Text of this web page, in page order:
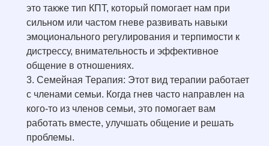
это также тип КПТ, который помогает нам при
сильном или частом гневе развивать навыки
эмоционального регулирования и терпимости к
дистрессу, внимательность и эффективное
общение в отношениях.
Семейная Терапия: Этот вид терапии работает
с членами семьи. Когда гнев часто направлен на
кого-то из членов семьи, это помогает вам
работать вместе, улучшать общение и решать
проблемы.